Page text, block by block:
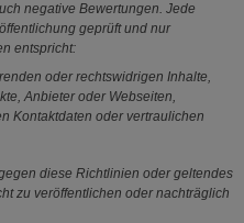
negative Bewertungen. Jede
geprüft und nur
entspricht:
oder rechtswidrigen Inhalte,
Anbieter oder Webseiten,
Kontaktdaten oder vertraulichen
diese Richtlinien oder geltendes
zu veröffentlichen oder nachträglich